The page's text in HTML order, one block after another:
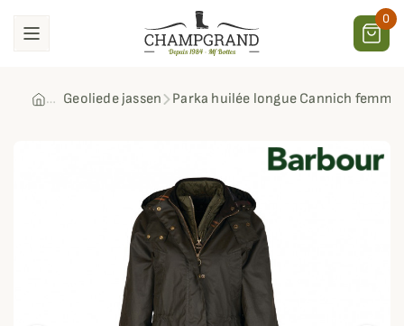
0
Geoliede jassen Parka huilée longue Cannich